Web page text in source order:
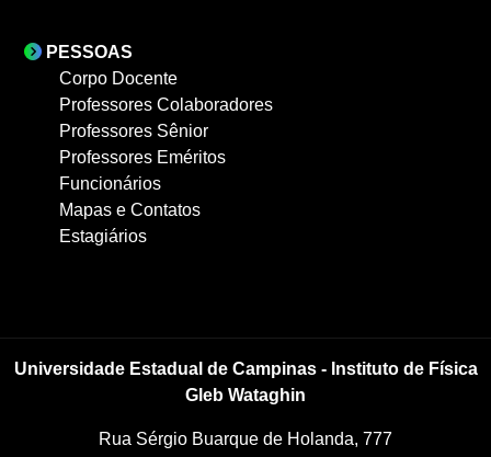
PESSOAS
Corpo Docente
Professores Colaboradores
Professores Sênior
Professores Eméritos
Funcionários
Mapas e Contatos
Estagiários
Universidade Estadual de Campinas - Instituto de Física
Gleb Wataghin
Rua Sérgio Buarque de Holanda, 777